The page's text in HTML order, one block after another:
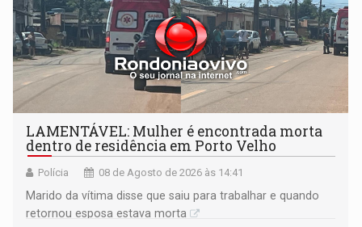
LAMENTÁVEL: Mulher é encontrada morta
dentro de residência em Porto Velho
Polícia 08 de Agosto de 2026 às 14:41
Marido da vítima disse que saiu para trabalhar e quando
retornou esposa estava morta